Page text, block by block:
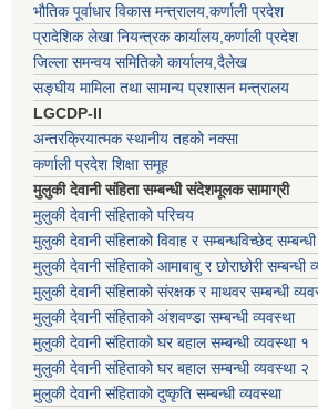
भौतिक पूर्वाधार विकास मन्त्रालय,कर्णाली प्रदेश
प्रादेशिक लेखा नियन्त्रक कार्यालय,कर्णाली प्रदेश
जिल्ला समन्वय समितिको कार्यालय,दैलेख
सङ्घीय मामिला तथा सामान्य प्रशासन मन्त्रालय
LGCDP-II
अन्तरक्रियात्मक स्थानीय तहको नक्सा
कर्णाली प्रदेश शिक्षा समूह
मुलुकी देवानी संहिता सम्बन्धी संदेशमूलक सामाग्री
मुलुकी देवानी संहिताको परिचय
मुलुकी देवानी संहिताको विवाह र सम्बन्धविच्छेद
मुलुकी देवानी संहिताको आमाबाबु र छोराछोरी सम्बन्धी
मुलुकी देवानी संहिताको संरक्षक र माथवर सम्बन्धी
मुलुकी देवानी संहिताको अंशवण्डा सम्बन्धी व्यवस्था
मुलुकी देवानी संहिताको घर बहाल सम्बन्धी व्यवस्था १
मुलुकी देवानी संहिताको घर बहाल सम्बन्धी व्यवस्था २
मुलुकी देवानी संहिताको दुष्कृति सम्बन्धी व्यवस्था